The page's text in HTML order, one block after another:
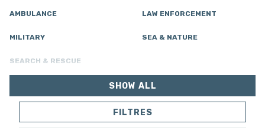
AMBULANCE LAW ENFORCEMENT
MILITARY SEA & NATURE
SEARCH & RESCUE
PANTALONS
SHOW ALL
FILTRES